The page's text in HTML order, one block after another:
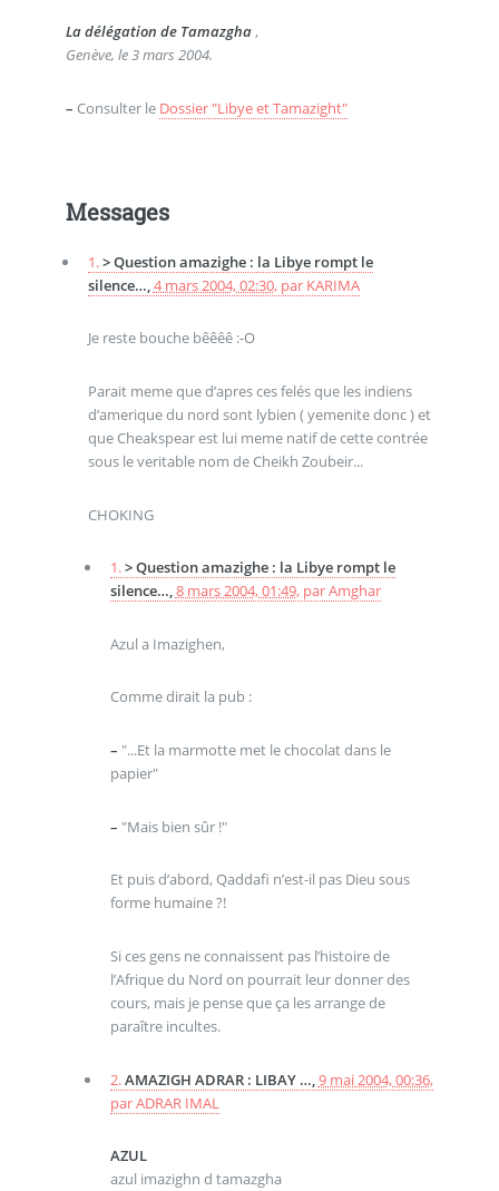
La délégation de Tamazgha,
Genève, le 3 mars 2004.
– Consulter le Dossier "Libye et Tamazight"
Messages
1.> Question amazighe : la Libye rompt le
silence…, 4 mars 2004, 02:30, par KARIMA
Je reste bouche bêêêê :-O
Parait meme que d’apres ces felés que les indiens
d’amerique du nord sont lybien ( yemenite donc ) et
que Cheakspear est lui meme natif de cette contrée
sous le veritable nom de Cheikh Zoubeir...
CHOKING
1.> Question amazighe : la Libye rompt le
silence…,8 mars 2004, 01:49, parAmghar
Azul a Imazighen,
Comme dirait la pub :
– "...Et la marmotte met le chocolat dans le
papier"
– "Mais bien sûr !"
Et puis d’abord, Qaddafi n’est-il pas Dieu sous
forme humaine ?!
Si ces gens ne connaissent pas l’histoire de
l’Afrique du Nord on pourrait leur donner des
cours, mais je pense que ça les arrange de
paraître incultes.
2.AMAZIGH ADRAR : LIBAY …,9 mai 2004, 00:36,
parADRAR IMAL
AZUL
azul imazighn d tamazgha